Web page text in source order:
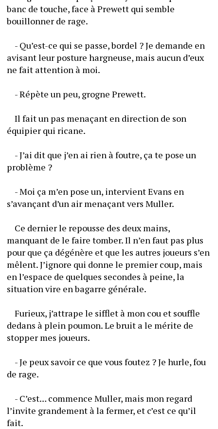
banc de touche, face à Prewett qui semble
bouillonner de rage.
	- Qu’est-ce qui se passe, bordel ? Je demande en
avisant leur posture hargneuse, mais aucun d’eux
ne fait attention à moi.
	- Répète un peu, grogne Prewett.
	Il fait un pas menaçant en direction de son
équipier qui ricane.
	- J’ai dit que j’en ai rien à foutre, ça te pose un
problème ?
	- Moi ça m’en pose un, intervient Evans en
s’avançant d’un air menaçant vers Muller.
	Ce dernier le repousse des deux mains,
manquant de le faire tomber. Il n’en faut pas plus
pour que ça dégénère et que les autres joueurs s’en
mêlent. J’ignore qui donne le premier coup, mais
en l’espace de quelques secondes à peine, la
situation vire en bagarre générale.
	Furieux, j’attrape le sifflet à mon cou et souffle
dedans à plein poumon. Le bruit a le mérite de
stopper mes joueurs.
	- Je peux savoir ce que vous foutez ? Je hurle, fou
de rage.
	- C’est… commence Muller, mais mon regard
l’invite grandement à la fermer, et c’est ce qu’il
fait.